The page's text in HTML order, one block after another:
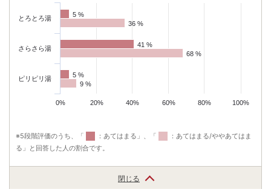
5 %
5 %
41 %
41 %
5 %
5 %
36 %
36 %
68 %
68 %
9 %
9 %
0% 20% 40% 60% 80% 100%
とろとろ湯
さらさら湯
ピリピリ湯
※5段階評価のうち、「 ：あてはまる」、「
：あてはまる/ややあてはま
る」と回答した人の割合です。
閉じる